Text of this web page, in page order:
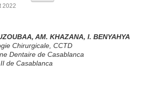
2022
AM. KHAZANA, I. BENYAHYA
Chirurgicale, CCTD
Dentaire de Casablanca
de Casablanca